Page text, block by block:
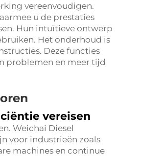
vereenvoudigen.
u de prestaties
Hun intuïtieve ontwerp
Het onderhoud is
Deze functies
problemen en meer tijd
vereisen
Weichai Diesel
voor industrieën zoals
machines en continue